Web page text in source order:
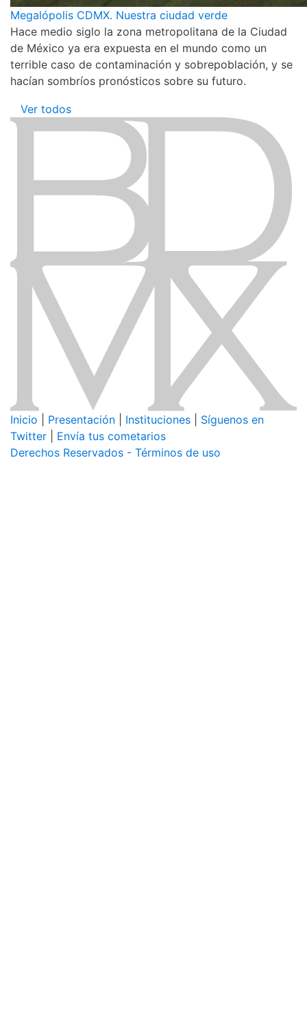
Megalópolis CDMX. Nuestra ciudad verde
Hace medio siglo la zona metropolitana de la Ciudad
de México ya era expuesta en el mundo como un
terrible caso de contaminación y sobrepoblación, y se
hacían sombríos pronósticos sobre su futuro.
Ver todos
Inicio Presentación Instituciones
Síguenos en
Twitter
Envía tus cometarios
Derechos Reservados - Términos de uso